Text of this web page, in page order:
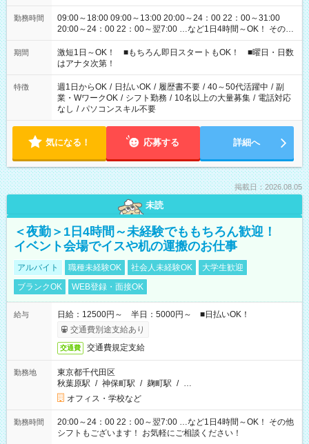
勤務時間
09:00～18:00 09:00～13:00 20:00～24：00 22：00～31:00
20:00～24：00 22：00～翌7:00 …など1日4時間～OK！ その他
シフトもございます！ お気軽にご相談ください！
期間
激短1日～OK！ ■もちろん即日スタートもOK！ ■曜日・日数
はアナタ次第！
特徴 週1日からOK / 日払いOK / 履歴書不要 / 40～50代活躍中 / 副
業・WワークOK / シフト勤務 / 10名以上の大量募集 / 電話対応
なし / パソコンスキル不要
気になる！ 応募する 詳細へ
掲載日：2026.08.05
未読
＜夜勤＞1日4時間～未経験でももちろん歓迎！
イベント会場でイスや机の運搬のお仕事
アルバイト 職種未経験OK 社会人未経験OK
大学生歓迎
ブランクOK
WEB登録・面接OK
給与
日給：12500円～ 半日：5000円～ ■日払いOK！
交通費別途支給あり
交通費 交通費規定支給
勤務地
東京都千代田区
秋葉原駅 / 神保町駅 / 麹町駅 / …
オフィス・学校など
勤務時間
20:00～24：00 22：00～翌7:00 …など1日4時間～OK！ その他
シフトもございます！ お気軽にご相談ください！